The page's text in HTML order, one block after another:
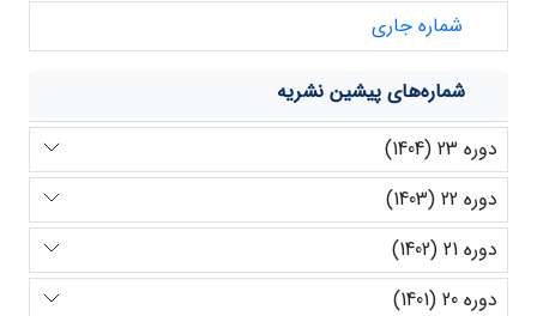
شماره جاری
شماره‌های پیشین نشریه
دوره 23 (1404)
دوره 22 (1403)
دوره 21 (1402)
دوره 20 (1401)